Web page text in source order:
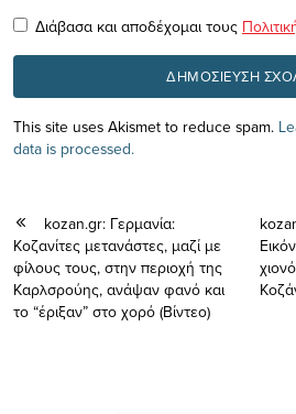
Διάβασα και αποδέχομαι τους
This site uses Akismet to reduce spam.
data is processed.
kozan.gr: Γερμανία:
Κοζανίτες μετανάστες, μαζί με
φίλους τους, στην περιοχή της
Καρλσρούης, ανάψαν φανό και
το “έριξαν” στο χορό (Βίντεο)